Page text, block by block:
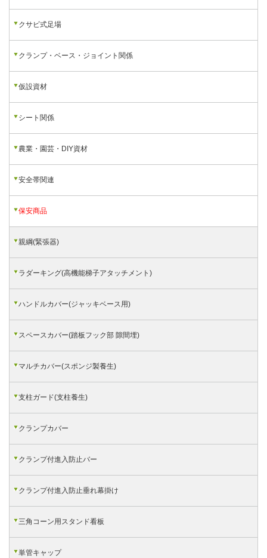
クサビ式足場
クランプ・ベース・ジョイント関係
仮設資材
シート関係
農業・園芸・DIY資材
安全帯関連
保安商品
親綱(緊張器)
ラダーキング(高機能梯子アタッチメント)
ハンドルカバー(ジャッキベース用)
スペースカバー(踏板フック部 隙間埋)
マルチカバー(スポンジ製養生)
支柱ガード(支柱養生)
クランプカバー
クランプ付進入防止バー
クランプ付進入防止垂れ幕掛け
三角コーン用スタンド看板
単管キャップ